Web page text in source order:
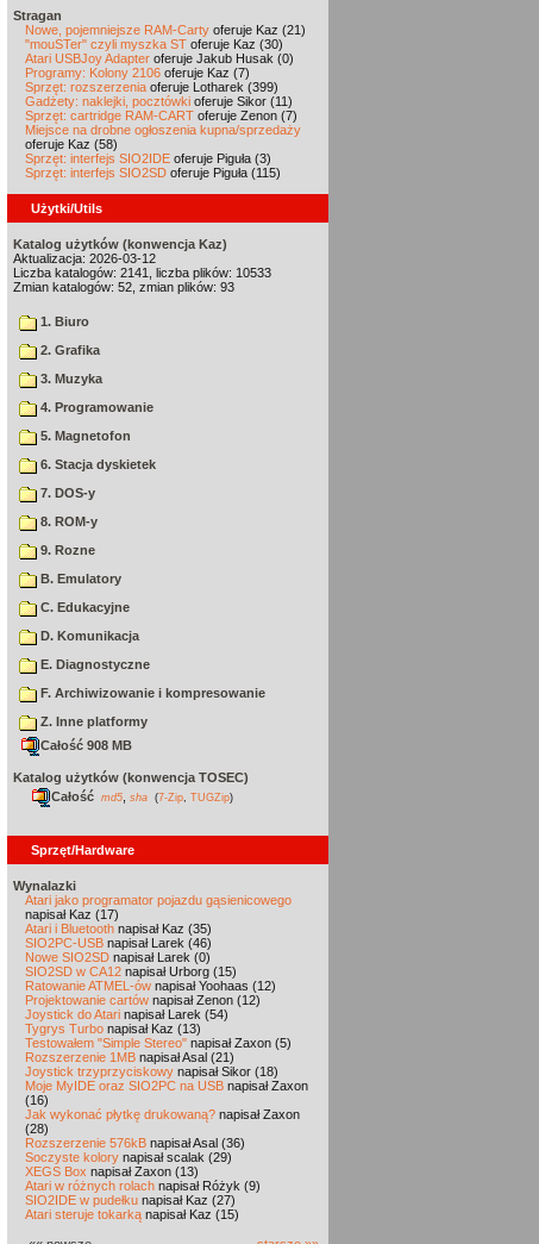
Stragan
Nowe, pojemniejsze RAM-Carty oferuje Kaz (21)
"mouSTer" czyli myszka ST oferuje Kaz (30)
Atari USBJoy Adapter oferuje Jakub Husak (0)
Programy: Kolony 2106 oferuje Kaz (7)
Sprzęt: rozszerzenia oferuje Lotharek (399)
Gadżety: naklejki, pocztówki oferuje Sikor (11)
Sprzęt: cartridge RAM-CART oferuje Zenon (7)
Miejsce na drobne ogłoszenia kupna/sprzedaży
oferuje Kaz (58)
Sprzęt: interfejs SIO2IDE oferuje Piguła (3)
Sprzęt: interfejs SIO2SD oferuje Piguła (115)
Użytki/Utils
Katalog użytków (konwencja Kaz)
Aktualizacja: 2026-03-12
Liczba katalogów: 2141, liczba plików: 10533
Zmian katalogów: 52, zmian plików: 93
1. Biuro
2. Grafika
3. Muzyka
4. Programowanie
5. Magnetofon
6. Stacja dyskietek
7. DOS-y
8. ROM-y
9. Rozne
B. Emulatory
C. Edukacyjne
D. Komunikacja
E. Diagnostyczne
F. Archiwizowanie i kompresowanie
Z. Inne platformy
Całość 908 MB
Katalog użytków (konwencja TOSEC)
Całość md5 sha (7-Zip TUGZip)
Sprzęt/Hardware
Wynalazki
Atari jako programator pojazdu gąsienicowego
napisał Kaz (17)
Atari i Bluetooth napisał Kaz (35)
SIO2PC-USB napisał Larek (46)
Nowe SIO2SD napisał Larek (0)
SIO2SD w CA12 napisał Urborg (15)
Ratowanie ATMEL-ów napisał Yoohaas (12)
Projektowanie cartów napisał Zenon (12)
Joystick do Atari napisał Larek (54)
Tygrys Turbo napisał Kaz (13)
Testowałem "Simple Stereo" napisał Zaxon (5)
Rozszerzenie 1MB napisał Asal (21)
Joystick trzyprzyciskowy napisał Sikor (18)
Moje MyIDE oraz SIO2PC na USB napisał Zaxon
(16)
Jak wykonać płytkę drukowaną? napisał Zaxon
(28)
Rozszerzenie 576kB napisał Asal (36)
Soczyste kolory napisał scalak (29)
XEGS Box napisał Zaxon (13)
Atari w różnych rolach napisał Różyk (9)
SIO2IDE w pudełku napisał Kaz (27)
Atari steruje tokarką napisał Kaz (15)